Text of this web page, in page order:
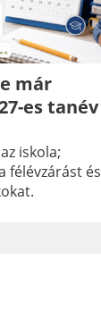
már
es tanév
iskola;
félévzárást és